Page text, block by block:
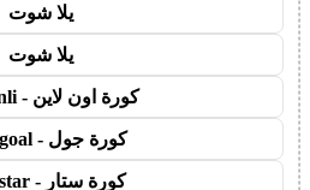
يلا شوت
يلا شوت
كورة اون لاين - kora onli
كورة جول - kora goal
كورة ستار - kora star